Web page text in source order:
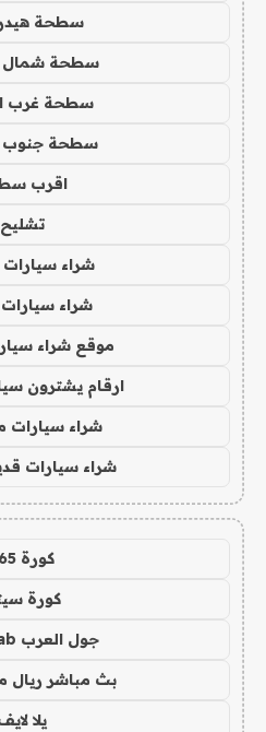
سطحة
سطحة شمال
سطحة غرب
سطحة جنوب
اقرب
تشليح
شراء
شراء
موقع شراء
ارقام يشترون
شراء
شراء سيارات
كورة 365
كورة
جول العرب goalarab
بث مباشر ريال
يلا